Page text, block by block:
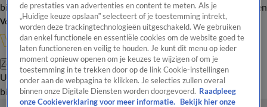
bijwonenPodcastShopVeelgestelde vragenKijkersvraag insturen
Volg Vandaag Inside
Zoeken
UitzendingenVandaag InsideDe OranjezomerShopUitzending
bijwonen
de prestaties van advertenties en content te meten. Als je
„Huidige keuze opslaan” selecteert of je toestemming intrekt,
worden deze trackingtechnologieën uitgeschakeld. We gebruiken
dan enkel functionele en essentiële cookies om de website goed te
laten functioneren en veilig te houden. Je kunt dit menu op ieder
moment opnieuw openen om je keuzes te wijzigen of om je
toestemming in te trekken door op de link Cookie-instellingen
onder aan de webpagina te klikken. Je selecties zullen overal
binnen onze Digitale Diensten worden doorgevoerd. Raadpleeg
onze Cookieverklaring voor meer informatie.
Bekijk hier onze